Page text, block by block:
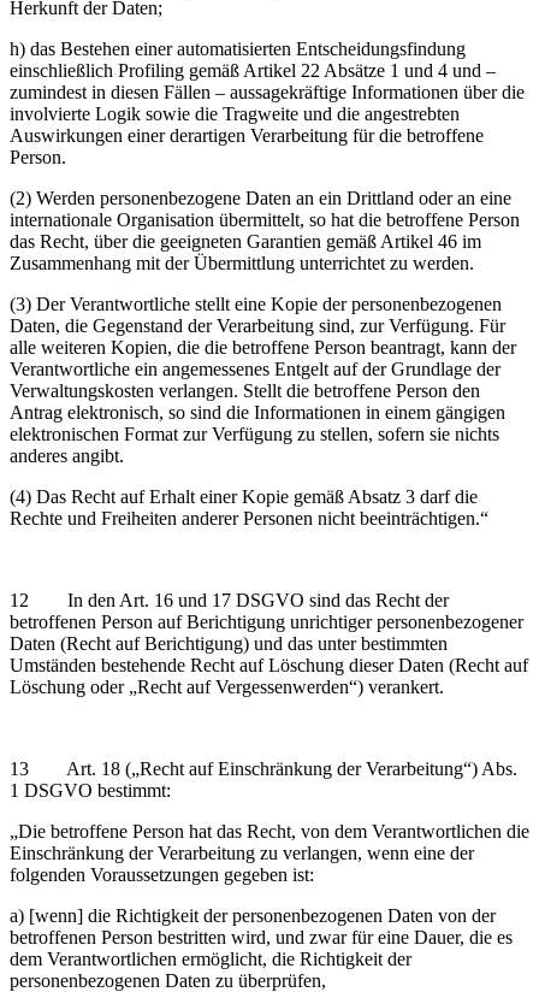
Herkunft der Daten;
h) das Bestehen einer automatisierten Entscheidungsfindung
einschließlich Profiling gemäß Artikel 22 Absätze 1 und 4 und –
zumindest in diesen Fällen – aussagekräftige Informationen über die
involvierte Logik sowie die Tragweite und die angestrebten
Auswirkungen einer derartigen Verarbeitung für die betroffene
Person.
(2) Werden personenbezogene Daten an ein Drittland oder an eine
internationale Organisation übermittelt, so hat die betroffene Person
das Recht, über die geeigneten Garantien gemäß Artikel 46 im
Zusammenhang mit der Übermittlung unterrichtet zu werden.
(3) Der Verantwortliche stellt eine Kopie der personenbezogenen
Daten, die Gegenstand der Verarbeitung sind, zur Verfügung. Für
alle weiteren Kopien, die die betroffene Person beantragt, kann der
Verantwortliche ein angemessenes Entgelt auf der Grundlage der
Verwaltungskosten verlangen. Stellt die betroffene Person den
Antrag elektronisch, so sind die Informationen in einem gängigen
elektronischen Format zur Verfügung zu stellen, sofern sie nichts
anderes angibt.
(4) Das Recht auf Erhalt einer Kopie gemäß Absatz 3 darf die
Rechte und Freiheiten anderer Personen nicht beeinträchtigen.“
12 In den Art. 16 und 17 DSGVO sind das Recht der
betroffenen Person auf Berichtigung unrichtiger personenbezogener
Daten (Recht auf Berichtigung) und das unter bestimmten
Umständen bestehende Recht auf Löschung dieser Daten (Recht auf
Löschung oder „Recht auf Vergessenwerden“) verankert.
13 Art. 18 („Recht auf Einschränkung der Verarbeitung“) Abs.
1 DSGVO bestimmt:
„Die betroffene Person hat das Recht, von dem Verantwortlichen die
Einschränkung der Verarbeitung zu verlangen, wenn eine der
folgenden Voraussetzungen gegeben ist:
a) [wenn] die Richtigkeit der personenbezogenen Daten von der
betroffenen Person bestritten wird, und zwar für eine Dauer, die es
dem Verantwortlichen ermöglicht, die Richtigkeit der
personenbezogenen Daten zu überprüfen,